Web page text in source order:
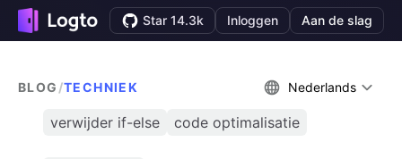
Star 14.3k Inloggen Aan de slag
BLOG /TECHNIEK Nederlands
verwijder if-else code optimalisatie